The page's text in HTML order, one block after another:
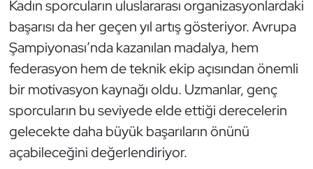
Kadın sporcuların uluslararası organizasyonlardaki
başarısı da her geçen yıl artış gösteriyor. Avrupa
Şampiyonası’nda kazanılan madalya, hem
federasyon hem de teknik ekip açısından önemli
bir motivasyon kaynağı oldu. Uzmanlar, genç
sporcuların bu seviyede elde ettiği derecelerin
gelecekte daha büyük başarıların önünü
açabileceğini değerlendiriyor.
Su Topu
Sualtı Sporları
Tekvando
Tenis